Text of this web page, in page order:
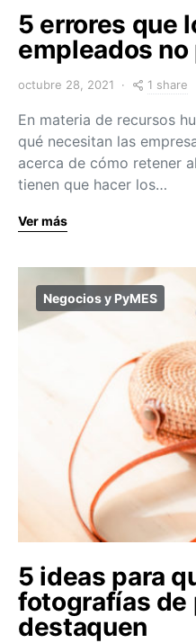
5 errores que
empleados no
octubre 28, 2021 1 share
En materia de recursos
qué necesitan las
acerca de cómo retener
tienen que hacer los…
Ver más
Negocios y PyMES
5 ideas para
fotografías de
destaquen